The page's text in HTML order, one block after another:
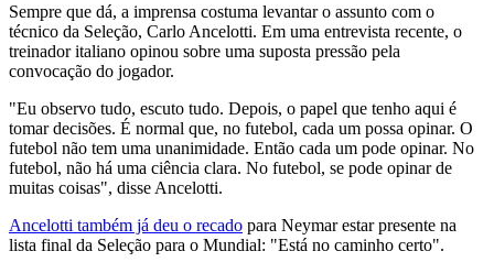
Sempre que dá, a imprensa costuma levantar o assunto com o
técnico da Seleção, Carlo Ancelotti. Em uma entrevista recente, o
treinador italiano opinou sobre uma suposta pressão pela
convocação do jogador.
"Eu observo tudo, escuto tudo. Depois, o papel que tenho aqui é
tomar decisões. É normal que, no futebol, cada um possa opinar. O
futebol não tem uma unanimidade. Então cada um pode opinar. No
futebol, não há uma ciência clara. No futebol, se pode opinar de
muitas coisas", disse Ancelotti.
Ancelotti também já deu o recado para Neymar estar presente na
lista final da Seleção para o Mundial: "Está no caminho certo".